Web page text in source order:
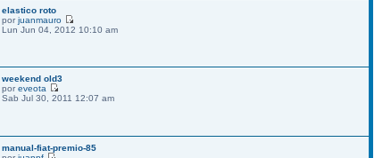
elastico roto
por juanmauro
Lun Jun 04, 2012 10:10 am
weekend old3
por eveota
Sab Jul 30, 2011 12:07 am
manual-fiat-premio-85